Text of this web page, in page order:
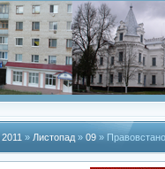
2011 » Листопад » 09»